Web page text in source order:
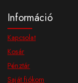
Információ
Kapcsolat
Kosár
Pénztár
Saját fiókom